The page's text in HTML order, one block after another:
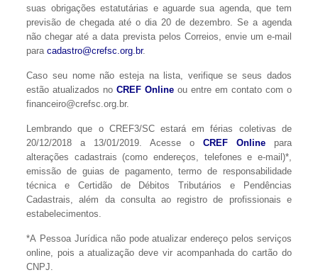
suas obrigações estatutárias e aguarde sua agenda, que tem
previsão de chegada até o dia 20 de dezembro. Se a agenda
não chegar até a data prevista pelos Correios, envie um e-mail
paracadastro@crefsc.org.br.
Caso seu nome não esteja na lista, verifique se seus dados
estão atualizados noCREF Online ou entre em contato com o
financeiro@crefsc.org.br.
Lembrando que o CREF3/SC estará em férias coletivas de
20/12/2018 a 13/01/2019. Acesse o CREF Online
para
alterações cadastrais (como endereços, telefones e e-mail)*,
emissão de guias de pagamento, termo de responsabilidade
técnica e Certidão de Débitos Tributários e Pendências
Cadastrais, além da consulta ao registro de profissionais e
estabelecimentos.
*A Pessoa Jurídica não pode atualizar endereço pelos serviços
online, pois a atualização deve vir acompanhada do cartão do
CNPJ.